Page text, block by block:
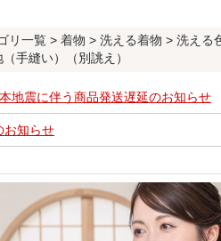
リ一覧 > 着物 > 洗える着物 > 洗える
手縫い）（別誂え）
地震に伴う商品発送遅延のお知らせ
お知らせ